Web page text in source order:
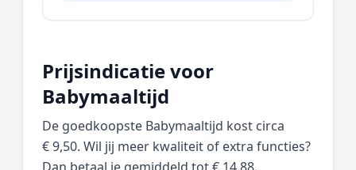
Prijsindicatie voor
Babymaaltijd
De goedkoopste Babymaaltijd kost circa
€ 9,50. Wil jij meer kwaliteit of extra functies?